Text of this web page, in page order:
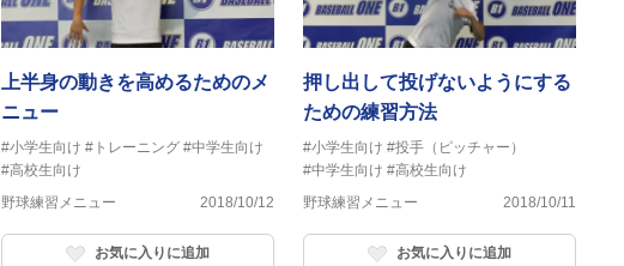
上半身の動きを高めるためのメ
ニュー
#小学生向け #トレーニング #中学生向け
#高校生向け
野球練習メニュー
2018/10/12
お気に入りに追加
押し出して投げないようにする
ための練習方法
#小学生向け #投手（ピッチャー）
#中学生向け #高校生向け
野球練習メニュー
2018/10/11
お気に入りに追加